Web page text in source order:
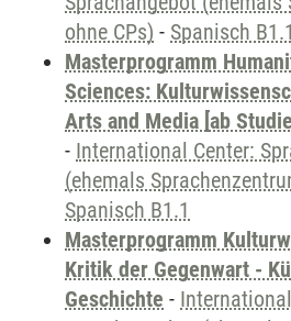
ohne CPs) - Spanisch B1.1
Masterprogramm
Sciences:
Arts and Media [ab
- International Center:
(ehemals
Spanisch B1.1
Masterprogramm
Kritik der Gegenwart -
Geschichte -